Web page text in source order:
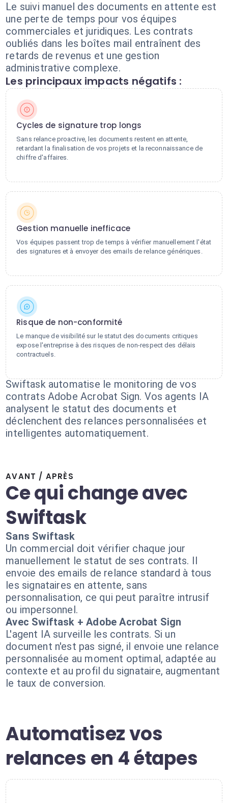
Le suivi manuel des documents en attente est
une perte de temps pour vos équipes
commerciales et juridiques. Les contrats
oubliés dans les boîtes mail entraînent des
retards de revenus et une gestion
administrative complexe.
Les principaux impacts négatifs :
Cycles de signature trop longs
Sans relance proactive, les documents restent en attente,
retardant la finalisation de vos projets et la reconnaissance de
chiffre d'affaires.
Gestion manuelle inefficace
Vos équipes passent trop de temps à vérifier manuellement l'état
des signatures et à envoyer des emails de relance génériques.
Risque de non-conformité
Le manque de visibilité sur le statut des documents critiques
expose l'entreprise à des risques de non-respect des délais
contractuels.
Swiftask automatise le monitoring de vos
contrats Adobe Acrobat Sign. Vos agents IA
analysent le statut des documents et
déclenchent des relances personnalisées et
intelligentes automatiquement.
AVANT / APRÈS
Ce qui change avec
Swiftask
Sans Swiftask
Un commercial doit vérifier chaque jour
manuellement le statut de ses contrats. Il
envoie des emails de relance standard à tous
les signataires en attente, sans
personnalisation, ce qui peut paraître intrusif
ou impersonnel.
Avec Swiftask + Adobe Acrobat Sign
L'agent IA surveille les contrats. Si un
document n'est pas signé, il envoie une relance
personnalisée au moment optimal, adaptée au
contexte et au profil du signataire, augmentant
le taux de conversion.
Automatisez vos
relances en 4 étapes